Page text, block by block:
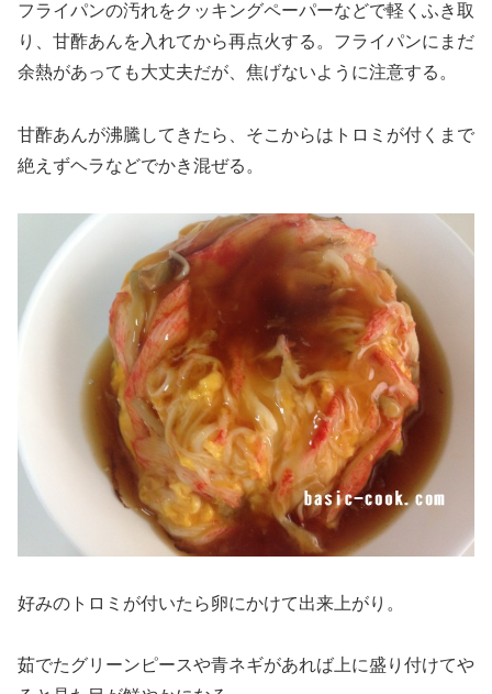
フライパンの汚れをクッキングペーパーなどで軽くふき取
り、甘酢あんを入れてから再点火する。フライパンにまだ
余熱があっても大丈夫だが、焦げないように注意する。
甘酢あんが沸騰してきたら、そこからはトロミが付くまで
絶えずヘラなどでかき混ぜる。
好みのトロミが付いたら卵にかけて出来上がり。
茹でたグリーンピースや青ネギがあれば上に盛り付けてや